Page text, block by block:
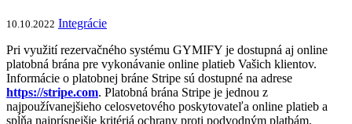
10.10.2022 Integrácie
Pri využití rezervačného systému GYMIFY je dostupná aj online
platobná brána pre vykonávanie online platieb Vašich klientov.
Informácie o platobnej bráne Stripe sú dostupné na adrese
https://stripe.com. Platobná brána Stripe je jednou z
najpoužívanejšieho celosvetového poskytovateľa online platieb a
spĺňa najprísnejšie kritériá ochrany proti podvodným platbám.